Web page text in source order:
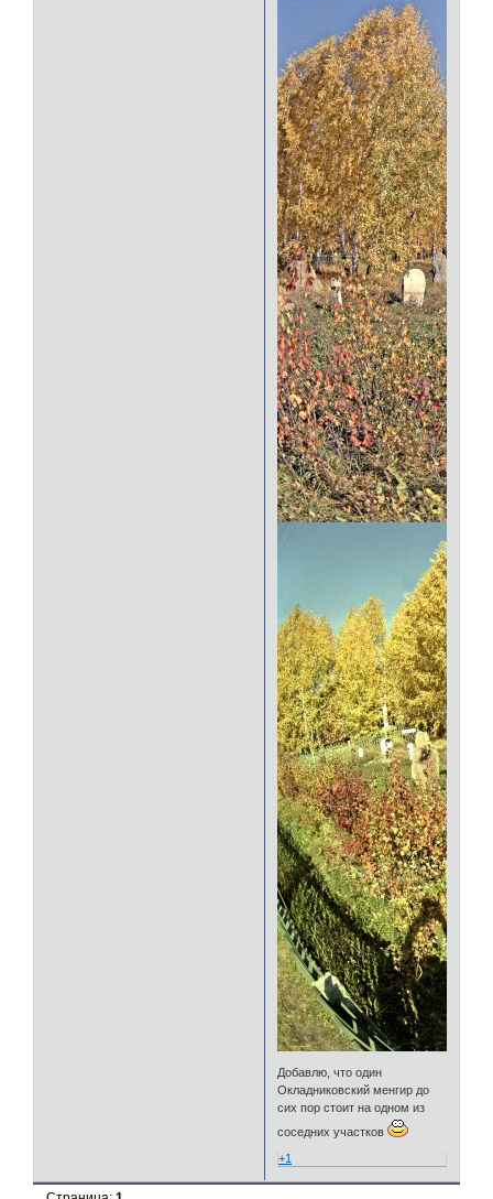
Добавлю, что один
Окладниковский менгир до
сих пор стоит на одном из
соседних участков
+1